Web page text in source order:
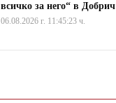
всичко за него“ в Добрич
06.08.2026 г. 11:45:23 ч.